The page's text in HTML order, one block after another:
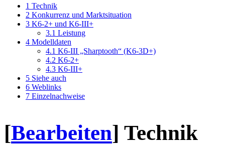
1 Technik
2 Konkurrenz und Marktsituation
3 K6-2+ und K6-III+
3.1 Leistung
4 Modelldaten
4.1 K6-III „Sharptooth“ (K6-3D+)
4.2 K6-2+
4.3 K6-III+
5 Siehe auch
6 Weblinks
7 Einzelnachweise
[Bearbeiten] Technik